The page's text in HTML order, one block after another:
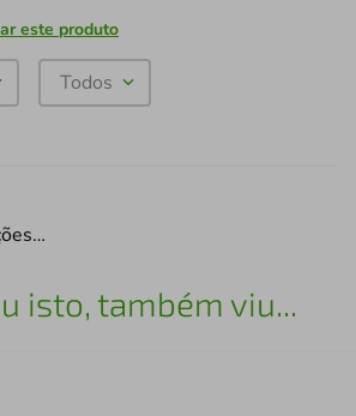
este produto
Todos
isto, também viu...